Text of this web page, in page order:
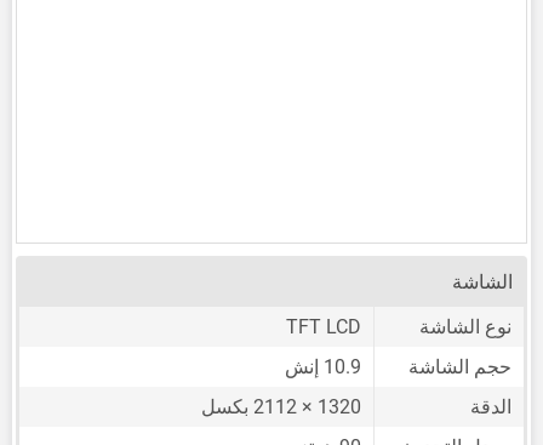
الشاشة
نوع الشاشة
TFT LCD
حجم الشاشة
10.9 إنش
الدقة
1320 × 2112 بكسل